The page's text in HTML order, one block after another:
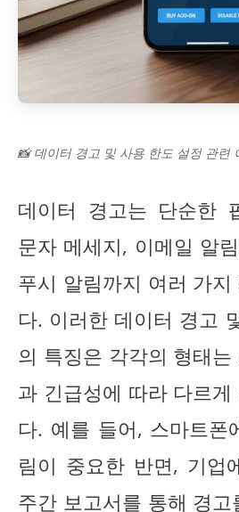
📸 데이터 경고 및 사용 한도 설정 관련
데이터 경고는 단순한
문자 메세지, 이메일 알
푸시 알림까지 여러 가지
다. 이러한 데이터 경고
의 특징은 각각의 형태는
과 긴급성에 따라 다르게
다. 예를 들어, 스마트폰
림이 중요한 반면, 기업
주간 보고서를 통해 경고